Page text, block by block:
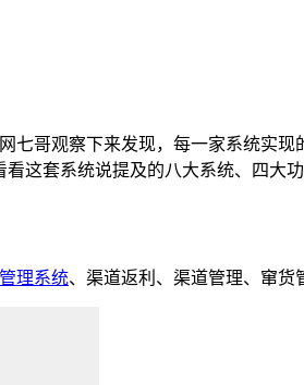
哥观察下来发现，每一家系统实
这套系统说提及的八大系统、四大
理系统、渠道返利、渠道管理、窜货